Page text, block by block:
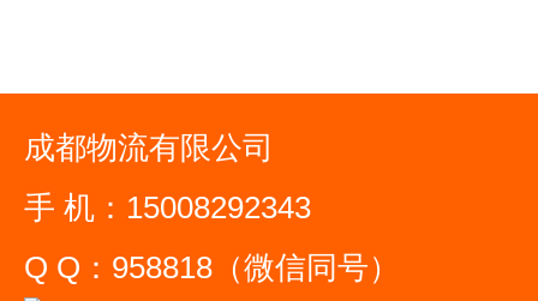
成都物流有限公司
手 机：15008292343
Q Q：958818（微信同号）